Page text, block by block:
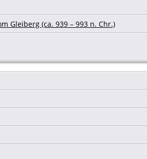
Gleiberg (ca. 939 – 993 n. Chr.)